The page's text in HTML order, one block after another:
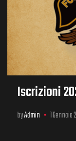
Iscrizioni
byAdmin 1 Gennaio